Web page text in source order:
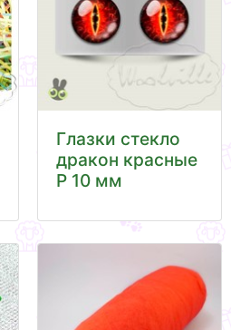
Глазки стекло
дракон красные
Р 10 мм